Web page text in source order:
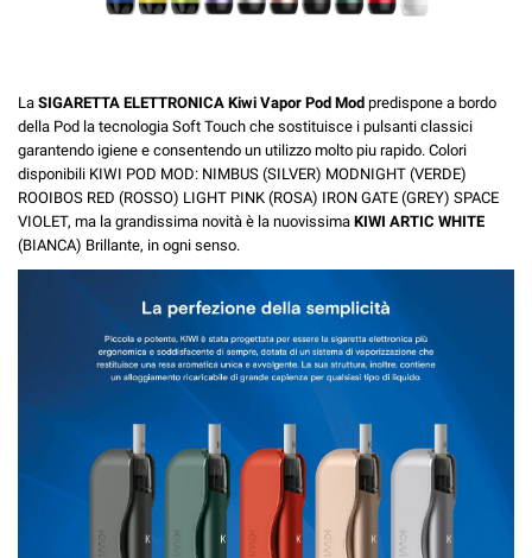
La SIGARETTA ELETTRONICA Kiwi Vapor Pod Mod predispone a bordo
della Pod la tecnologia Soft Touch che sostituisce i pulsanti classici
garantendo igiene e consentendo un utilizzo molto piu rapido. Colori
disponibili KIWI POD MOD: NIMBUS (SILVER) MODNIGHT (VERDE)
ROOIBOS RED (ROSSO) LIGHT PINK (ROSA) IRON GATE (GREY) SPACE
VIOLET, ma la grandissima novità è la nuovissima KIWI ARTIC WHITE
(BIANCA) Brillante, in ogni senso.